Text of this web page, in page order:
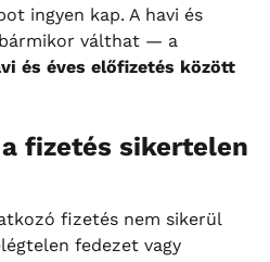
ingyen kap. A havi és
válthat — a
és éves előfizetés között
fizetés sikertelen
fizetés nem sikerül
fedezet vagy